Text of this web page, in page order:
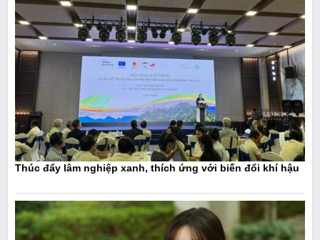
Thúc đẩy lâm nghiệp xanh, thích ứng với biến đổi khí hậu